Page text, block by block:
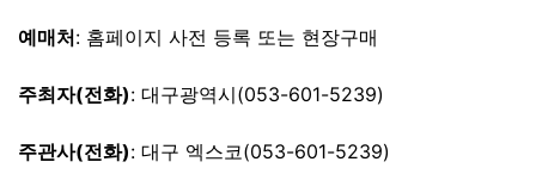
예매처: 홈페이지 사전 등록 또는 현장구매
주최자(전화): 대구광역시(053-601-5239)
주관사(전화): 대구 엑스코(053-601-5239)